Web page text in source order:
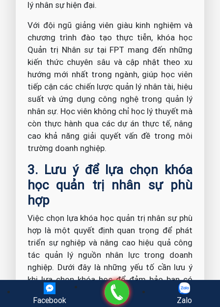
lý nhân sự hiện đại.
Với đội ngũ giảng viên giàu kinh nghiệm và
chương trình đào tạo thực tiễn, khóa học
Quản trị Nhân sự tại FPT mang đến những
kiến thức chuyên sâu và cập nhật theo xu
hướng mới nhất trong ngành, giúp học viên
tiếp cận các chiến lược quản lý nhân tài, hiệu
suất và ứng dụng công nghệ trong quản lý
nhân sự. Học viên không chỉ học lý thuyết mà
còn thực hành qua các dự án thực tế, nâng
cao khả năng giải quyết vấn đề trong môi
trường doanh nghiệp.
3. Lưu ý để lựa chọn khóa
học quản trị nhân sự phù
hợp
Việc chọn lựa khóa học quản trị nhân sự phù
hợp là một quyết định quan trọng để phát
triển sự nghiệp và nâng cao hiệu quả công
tác quản lý nguồn nhân lực trong doanh
nghiệp. Dưới đây là những yếu tố cần lưu ý
khi lựa chọn khóa học để đảm bảo bạn có
một lựa chọn đúng đắn, đáp ứng nhu cầu học
tập và phát triển nghề nghiệp.
Facebook
Gọi điện
Zalo